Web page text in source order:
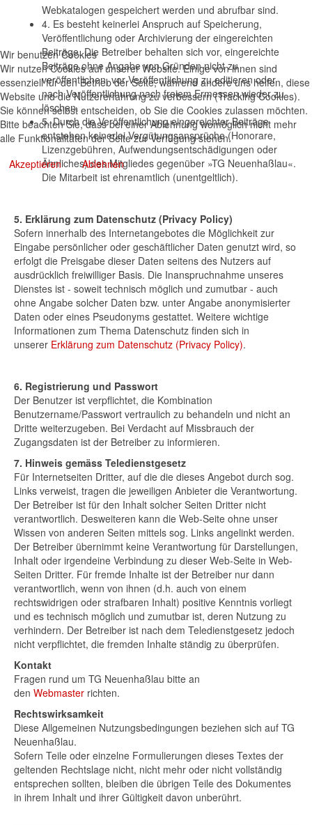
Webkatalogen gespeichert werden und abrufbar sind.
4. Es besteht keinerlei Anspruch auf Speicherung,
Veröffentlichung oder Archivierung der eingereichten
Beiträge. Die Betreiber behalten sich vor, eingereichte
Beiträge ohne Angabe von Gründen nicht zu
veröffentlichen, vor Veröffentlichung zu editieren oder
nach Veröffentlichung nach freiem Ermessen wieder zu
löschen.
5. Durch die Veröffentlichung eingereichter Beiträge
entstehen keinerlei Vergütungsansprüche (Honorare,
Lizenzgebühren, Aufwendungsentschädigungen oder
Ähnliches) des Mitgliedes gegenüber »TG Neuenhaßlau«.
Die Mitarbeit ist ehrenamtlich (unentgeltlich).
5. Erklärung zum Datenschutz (Privacy Policy)
Sofern innerhalb des Internetangebotes die Möglichkeit zur
Eingabe persönlicher oder geschäftlicher Daten genutzt wird, so
erfolgt die Preisgabe dieser Daten seitens des Nutzers auf
ausdrücklich freiwilliger Basis. Die Inanspruchnahme unseres
Dienstes ist - soweit technisch möglich und zumutbar - auch
ohne Angabe solcher Daten bzw. unter Angabe anonymisierter
Daten oder eines Pseudonyms gestattet. Weitere wichtige
Informationen zum Thema Datenschutz finden sich in
unserer Erklärung zum Datenschutz (Privacy Policy).
6. Registrierung und Passwort
Der Benutzer ist verpflichtet, die Kombination
Benutzername/Passwort vertraulich zu behandeln und nicht an
Dritte weiterzugeben. Bei Verdacht auf Missbrauch der
Zugangsdaten ist der Betreiber zu informieren.
7. Hinweis gemäss Teledienstgesetz
Für Internetseiten Dritter, auf die die dieses Angebot durch sog.
Links verweist, tragen die jeweiligen Anbieter die Verantwortung.
Der Betreiber ist für den Inhalt solcher Seiten Dritter nicht
verantwortlich. Desweiteren kann die Web-Seite ohne unser
Wissen von anderen Seiten mittels sog. Links angelinkt werden.
Der Betreiber übernimmt keine Verantwortung für Darstellungen,
Inhalt oder irgendeine Verbindung zu dieser Web-Seite in Web-
Seiten Dritter. Für fremde Inhalte ist der Betreiber nur dann
verantwortlich, wenn von ihnen (d.h. auch von einem
rechtswidrigen oder strafbaren Inhalt) positive Kenntnis vorliegt
und es technisch möglich und zumutbar ist, deren Nutzung zu
verhindern. Der Betreiber ist nach dem Teledienstgesetz jedoch
nicht verpflichtet, die fremden Inhalte ständig zu überprüfen.
Kontakt
Fragen rund um TG Neuenhaßlau bitte an
den Webmaster richten.
Rechtswirksamkeit
Diese Allgemeinen Nutzungsbedingungen beziehen sich auf TG
Neuenhaßlau.
Sofern Teile oder einzelne Formulierungen dieses Textes der
geltenden Rechtslage nicht, nicht mehr oder nicht vollständig
entsprechen sollten, bleiben die übrigen Teile des Dokumentes
in ihrem Inhalt und ihrer Gültigkeit davon unberührt.
Wir benutzen Cookies
Wir nutzen Cookies auf unserer Website. Einige von ihnen sind
essenziell für den Betrieb der Seite, während andere uns helfen, diese
Website und die Nutzererfahrung zu verbessern (Tracking Cookies).
Sie können selbst entscheiden, ob Sie die Cookies zulassen möchten.
Bitte beachten Sie, dass bei einer Ablehnung womöglich nicht mehr
alle Funktionalitäten der Seite zur Verfügung stehen.
Akzeptieren
Ablehnen